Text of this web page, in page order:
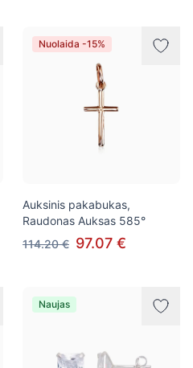
Nuolaida -15%
Auksinis pakabukas,
Raudonas Auksas 585°
114.20 € 97.07 €
Naujas